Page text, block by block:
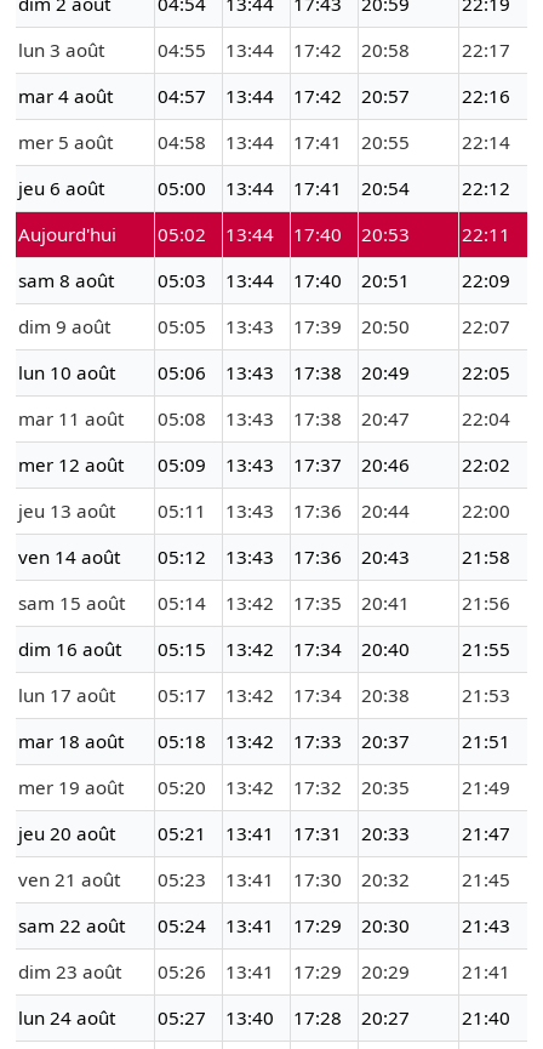
lun 3 août
04:55 13:44 17:42 20:58
22:17
mar 4 août
04:57 13:44 17:42 20:57
22:16
mer 5 août
04:58 13:44 17:41 20:55
22:14
jeu 6 août
05:00 13:44 17:41 20:54
22:12
Aujourd'hui
05:02 13:44 17:40 20:53
22:11
sam 8 août
05:03 13:44 17:40 20:51
22:09
dim 9 août
05:05 13:43 17:39 20:50
22:07
lun 10 août
05:06 13:43 17:38 20:49
22:05
mar 11 août
05:08 13:43 17:38 20:47
22:04
mer 12 août
05:09 13:43 17:37 20:46
22:02
jeu 13 août
05:11 13:43 17:36 20:44
22:00
ven 14 août
05:12 13:43 17:36 20:43
21:58
sam 15 août
05:14 13:42 17:35 20:41
21:56
dim 16 août
05:15 13:42 17:34 20:40
21:55
lun 17 août
05:17 13:42 17:34 20:38
21:53
mar 18 août
05:18 13:42 17:33 20:37
21:51
mer 19 août
05:20 13:42 17:32 20:35
21:49
jeu 20 août
05:21 13:41 17:31 20:33
21:47
ven 21 août
05:23 13:41 17:30 20:32
21:45
sam 22 août
05:24 13:41 17:29 20:30
21:43
dim 23 août
05:26 13:41 17:29 20:29
21:41
lun 24 août
05:27 13:40 17:28 20:27
21:40